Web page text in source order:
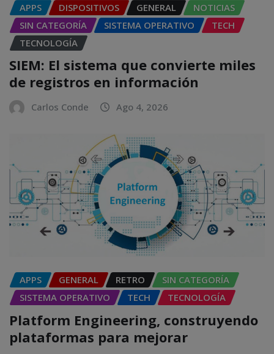
APPS DISPOSITIVOS GENERAL
NOTICIAS
SIN CATEGORÍA
SISTEMA OPERATIVO
TECH
TECNOLOGÍA
SIEM: El sistema que convierte miles
de registros en información
Carlos Conde Ago 4, 2026
APPS GENERAL RETRO
SIN CATEGORÍA
SISTEMA OPERATIVO
TECH TECNOLOGÍA
Platform Engineering, construyendo
plataformas para mejorar